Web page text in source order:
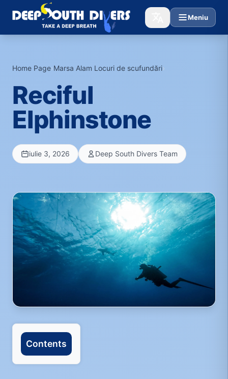
Meniu
Home Page›Marsa Alam Locuri de scufundări›
Reciful
Elphinstone
iulie 3, 2026 Deep South Divers Team
Contents